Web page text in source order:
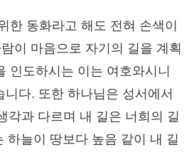
한 동화라고 해도 전혀 손색이
이 마음으로 자기의 길을 계획
인도하시는 이는 여호와시니
다. 또한 하나님은 성서에서
각과 다르며 내 길은 너희의 길
하늘이 땅보다 높음 같이 내 길